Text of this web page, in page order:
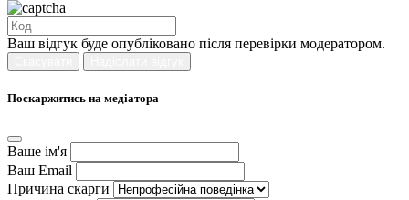
Ваш відгук буде опубліковано після перевірки модератором.
Поскаржитись на медіатора
Ваше ім'я
Ваш Email
Причина скарги